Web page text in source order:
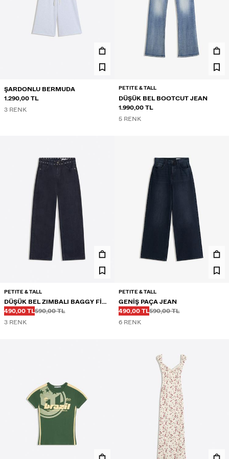
ŞARDONLU BERMUDA
1.290,00 TL
3 RENK
PETITE & TALL
DÜŞÜK BEL BOOTCUT JEAN
1.990,00 TL
5 RENK
PETITE & TALL
DÜŞÜK BEL ZIMBALI BAGGY FIT
JEAN
İNDIRIMLI FIYAT
490,00 TLÖnce
590,00 TL
Önce
3 RENK
PETITE & TALL
GENIŞ PAÇA JEAN
İNDIRIMLI FIYAT
490,00 TLÖnce
590,00 TL
Önce
6 RENK